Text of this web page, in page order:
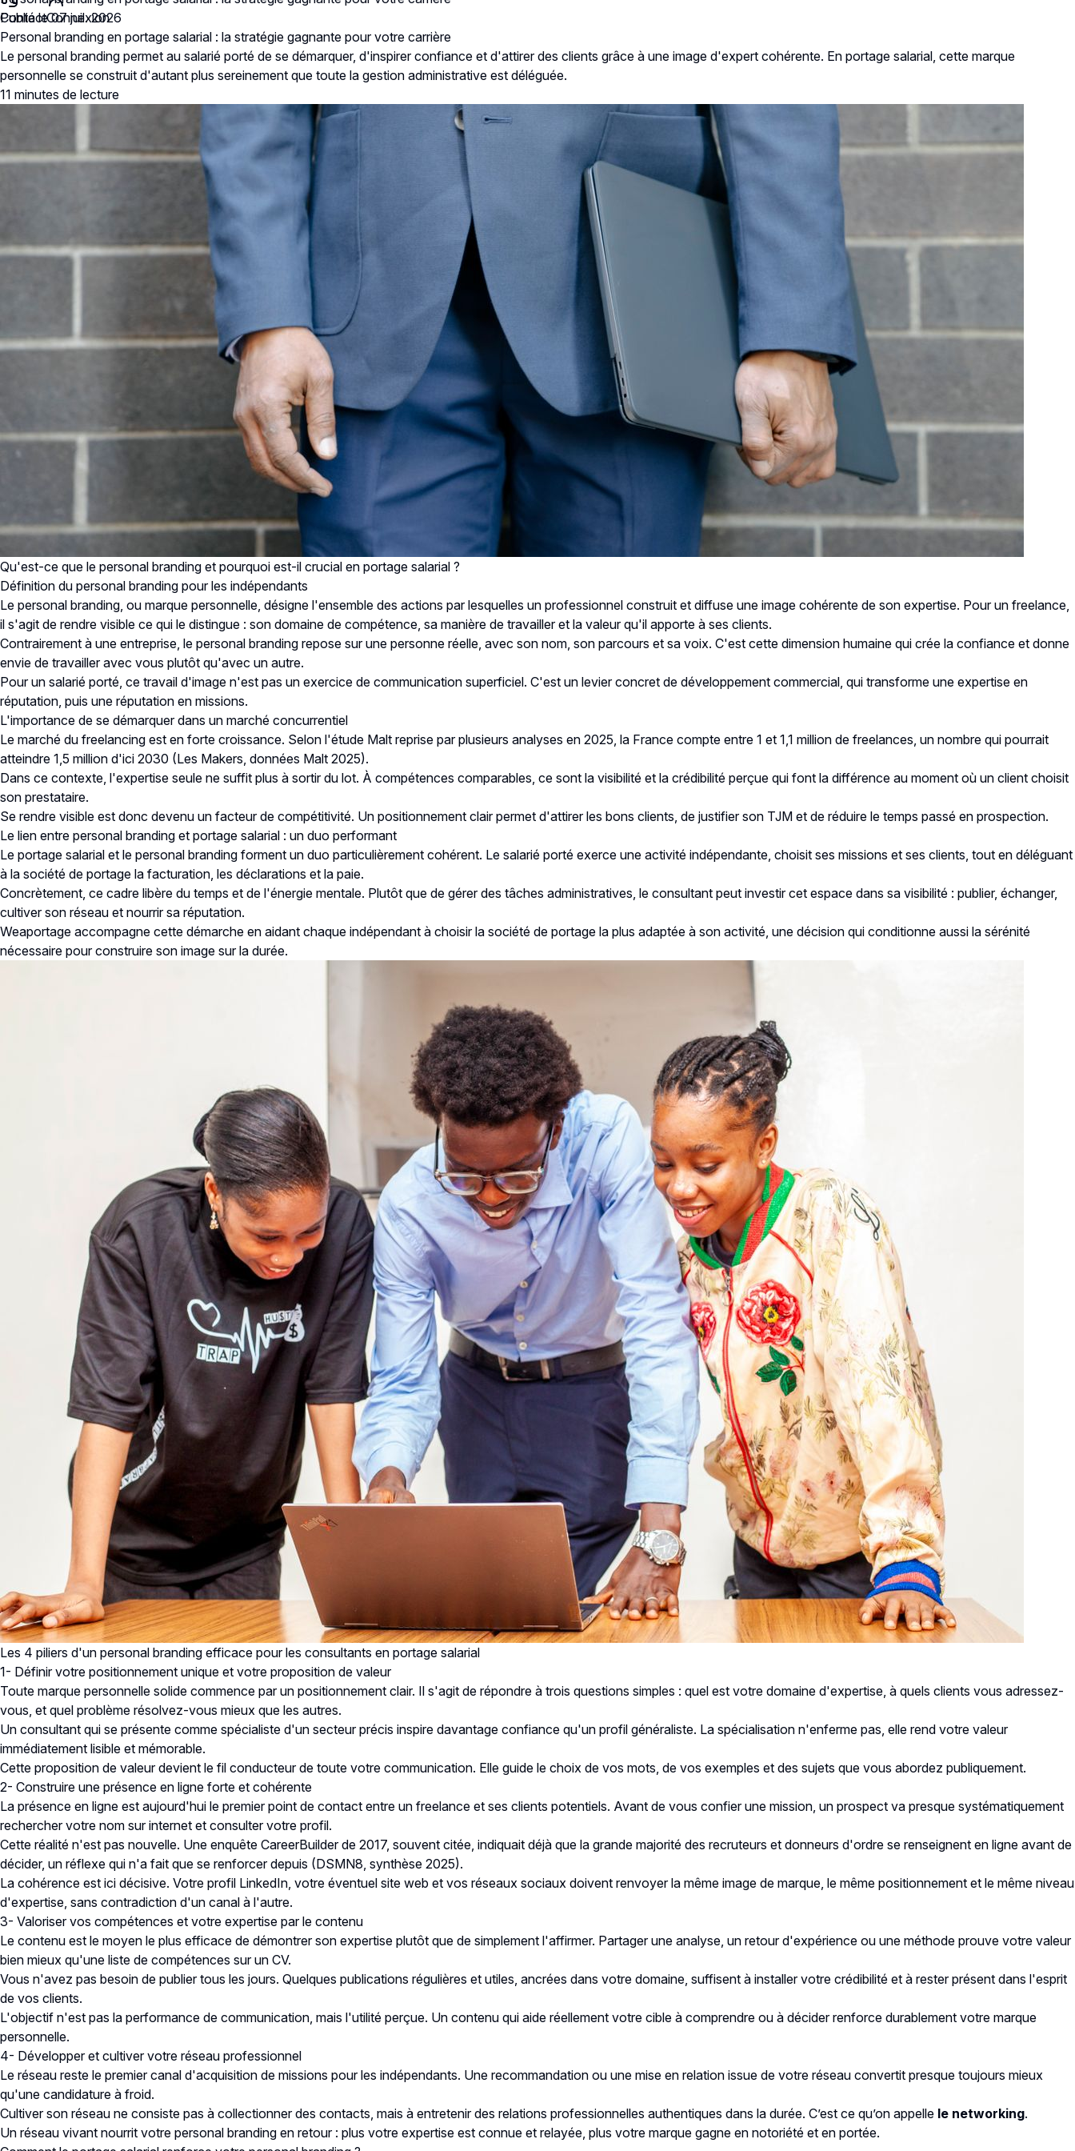
ContactConnexion
Publié le 07 juil. 2026
Personal branding en portage salarial : la stratégie gagnante pour votre carrière
Le personal branding permet au salarié porté de se démarquer, d'inspirer confiance et d'attirer des clients grâce à une image d'expert cohérente. En portage salarial, cette marque
personnelle se construit d'autant plus sereinement que toute la gestion administrative est déléguée.
11 minutes de lecture
Qu'est-ce que le personal branding et pourquoi est-il crucial en portage salarial ?
Définition du personal branding pour les indépendants
Le personal branding, ou marque personnelle, désigne l'ensemble des actions par lesquelles un professionnel construit et diffuse une image cohérente de son expertise. Pour un freelance,
il s'agit de rendre visible ce qui le distingue : son domaine de compétence, sa manière de travailler et la valeur qu'il apporte à ses clients.
Contrairement à une entreprise, le personal branding repose sur une personne réelle, avec son nom, son parcours et sa voix. C'est cette dimension humaine qui crée la confiance et donne
envie de travailler avec vous plutôt qu'avec un autre.
Pour un salarié porté, ce travail d'image n'est pas un exercice de communication superficiel. C'est un levier concret de développement commercial, qui transforme une expertise en
réputation, puis une réputation en missions.
L'importance de se démarquer dans un marché concurrentiel
Le marché du freelancing est en forte croissance. Selon l'étude Malt reprise par plusieurs analyses en 2025, la France compte entre 1 et 1,1 million de freelances, un nombre qui pourrait
atteindre 1,5 million d'ici 2030 (Les Makers, données Malt 2025).
Dans ce contexte, l'expertise seule ne suffit plus à sortir du lot. À compétences comparables, ce sont la visibilité et la crédibilité perçue qui font la différence au moment où un client choisit
son prestataire.
Se rendre visible est donc devenu un facteur de compétitivité. Un positionnement clair permet d'attirer les bons clients, de justifier son TJM et de réduire le temps passé en prospection.
Le lien entre personal branding et portage salarial : un duo performant
Le portage salarial et le personal branding forment un duo particulièrement cohérent. Le salarié porté exerce une activité indépendante, choisit ses missions et ses clients, tout en déléguant
à la société de portage la facturation, les déclarations et la paie.
Concrètement, ce cadre libère du temps et de l'énergie mentale. Plutôt que de gérer des tâches administratives, le consultant peut investir cet espace dans sa visibilité : publier, échanger,
cultiver son réseau et nourrir sa réputation.
Weaportage accompagne cette démarche en aidant chaque indépendant à choisir la société de portage la plus adaptée à son activité, une décision qui conditionne aussi la sérénité
nécessaire pour construire son image sur la durée.
Les 4 piliers d'un personal branding efficace pour les consultants en portage salarial
1- Définir votre positionnement unique et votre proposition de valeur
Toute marque personnelle solide commence par un positionnement clair. Il s'agit de répondre à trois questions simples : quel est votre domaine d'expertise, à quels clients vous adressez-
vous, et quel problème résolvez-vous mieux que les autres.
Un consultant qui se présente comme spécialiste d'un secteur précis inspire davantage confiance qu'un profil généraliste. La spécialisation n'enferme pas, elle rend votre valeur
immédiatement lisible et mémorable.
Cette proposition de valeur devient le fil conducteur de toute votre communication. Elle guide le choix de vos mots, de vos exemples et des sujets que vous abordez publiquement.
2- Construire une présence en ligne forte et cohérente
La présence en ligne est aujourd'hui le premier point de contact entre un freelance et ses clients potentiels. Avant de vous confier une mission, un prospect va presque systématiquement
rechercher votre nom sur internet et consulter votre profil.
Cette réalité n'est pas nouvelle. Une enquête CareerBuilder de 2017, souvent citée, indiquait déjà que la grande majorité des recruteurs et donneurs d'ordre se renseignent en ligne avant de
décider, un réflexe qui n'a fait que se renforcer depuis (DSMN8, synthèse 2025).
La cohérence est ici décisive. Votre profil LinkedIn, votre éventuel site web et vos réseaux sociaux doivent renvoyer la même image de marque, le même positionnement et le même niveau
d'expertise, sans contradiction d'un canal à l'autre.
3- Valoriser vos compétences et votre expertise par le contenu
Le contenu est le moyen le plus efficace de démontrer son expertise plutôt que de simplement l'affirmer. Partager une analyse, un retour d'expérience ou une méthode prouve votre valeur
bien mieux qu'une liste de compétences sur un CV.
Vous n'avez pas besoin de publier tous les jours. Quelques publications régulières et utiles, ancrées dans votre domaine, suffisent à installer votre crédibilité et à rester présent dans l'esprit
de vos clients.
L'objectif n'est pas la performance de communication, mais l'utilité perçue. Un contenu qui aide réellement votre cible à comprendre ou à décider renforce durablement votre marque
personnelle.
4- Développer et cultiver votre réseau professionnel
Le réseau reste le premier canal d'acquisition de missions pour les indépendants. Une recommandation ou une mise en relation issue de votre réseau convertit presque toujours mieux
qu'une candidature à froid.
Cultiver son réseau ne consiste pas à collectionner des contacts, mais à entretenir des relations professionnelles authentiques dans la durée. C’est ce qu’on appelle le networking.
Un réseau vivant nourrit votre personal branding en retour : plus votre expertise est connue et relayée, plus votre marque gagne en notoriété et en portée.